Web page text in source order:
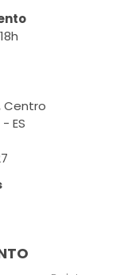
Centro
ES